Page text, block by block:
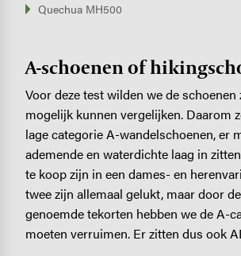
Quechua MH500
A-schoenen of
Voor deze test wilden we de schoenen
mogelijk kunnen vergelijken. Daarom
lage categorie A-wandelschoenen, er
ademende en waterdichte laag in
te koop zijn in een dames- en
twee zijn allemaal gelukt, maar door
genoemde tekorten hebben we de A-
moeten verruimen. Er zitten dus ook